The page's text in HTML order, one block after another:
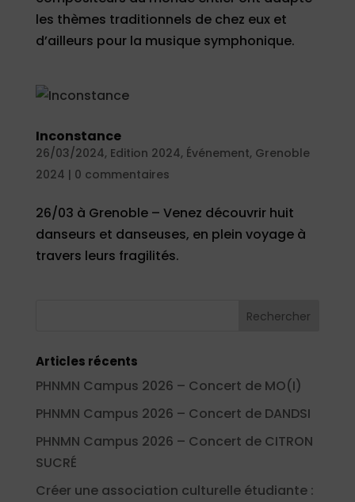
les thèmes traditionnels de chez eux et
d’ailleurs pour la musique symphonique.
Inconstance
26/03/2024, Edition 2024, Événement, Grenoble
2024 | 0 commentaires
26/03 à Grenoble – Venez découvrir huit
danseurs et danseuses, en plein voyage à
travers leurs fragilités.
Articles récents
PHNMN Campus 2026 – Concert de MO(I)
PHNMN Campus 2026 – Concert de DANDSI
PHNMN Campus 2026 – Concert de CITRON
SUCRÉ
Créer une association culturelle étudiante :